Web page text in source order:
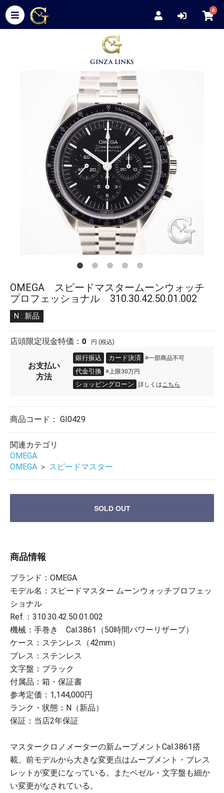
0
GINZA LINKS
OMEGA スピードマスタームーンウォッチ
プロフェッショナル 310.30.42.50.01.002
N : 新品
店頭限定現金特価： 0 円 (税込)
お支払い
方法
銀行振込 カード決済 ※一部商品不可
代金引換 ※上限30万円
ショッピングローン 詳しくはこちら
商品コード： GI0429
関連カテゴリ
OMEGA
OMEGA ＞ スピードマスター
SOLD OUT
商品情報
ブランド：OMEGA
モデル名：スピードマスター ムーンウォッチプロフェッ
ショナル
Ref.：310.30.42.50.01.002
機械：手巻き Cal.3861（50時間パワーリザーブ）
ケース：ステンレス（42mm）
ブレス：ステンレス
文字盤：ブラック
付属品：箱・保証書
参考定価：1,144,000円
ランク・状態：N（新品）
保証：当店2年保証
マスタークロノメーターの新ムーブメントCal.3861搭
載。前モデルから大きな変更点はムーブメント・ブレス
レットが変更になっている。またベゼル・文字盤も細か
い変更がなされている。